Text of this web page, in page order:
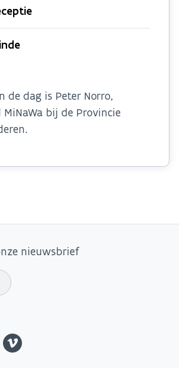
de dag is Peter Norro,
bij de Provincie
nieuwsbrief